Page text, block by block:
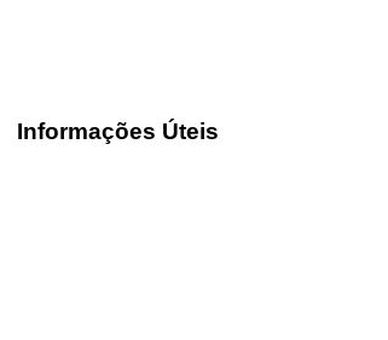
Informações Úteis